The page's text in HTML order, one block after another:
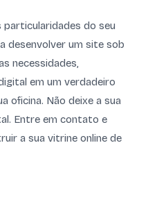
particularidades do seu
desenvolver um site sob
necessidades,
em um verdadeiro
oficina. Não deixe a sua
Entre em contato e
a sua vitrine online de